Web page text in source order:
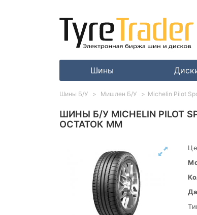
Шины
ШИНЫ Б/У MICHELIN PILOT
ОСТАТОК ММ
Шины Б/У Мишлен Б/У Michelin Pilot